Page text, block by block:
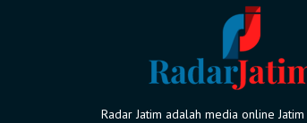
Radar Jatim adalah media online